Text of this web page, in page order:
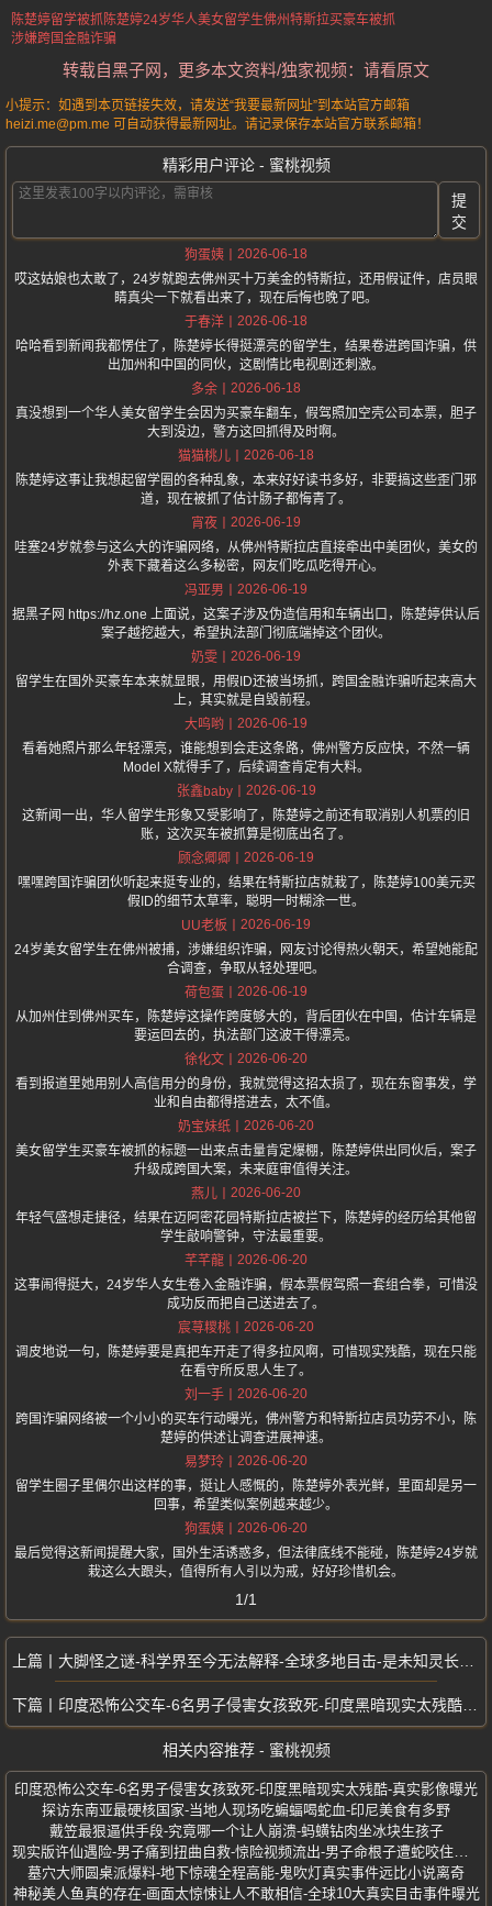
陈楚婷留学被抓陈楚婷24岁华人美女留学生佛州特斯拉买豪车被抓
涉嫌跨国金融诈骗
转载自黑子网，更多本文资料/独家视频：请看原文
小提示：如遇到本页链接失效，请发送“我要最新网址”到本站官方邮箱
heizi.me@pm.me 可自动获得最新网址。请记录保存本站官方联系邮箱！
精彩用户评论 - 蜜桃视频
提
交
狗蛋姨
2026-06-18
哎这姑娘也太敢了，24岁就跑去佛州买十万美金的特斯拉，还用假证件，店员眼
睛真尖一下就看出来了，现在后悔也晚了吧。
于春洋
2026-06-18
哈哈看到新闻我都愣住了，陈楚婷长得挺漂亮的留学生，结果卷进跨国诈骗，供
出加州和中国的同伙，这剧情比电视剧还刺激。
多余
2026-06-18
真没想到一个华人美女留学生会因为买豪车翻车，假驾照加空壳公司本票，胆子
大到没边，警方这回抓得及时啊。
猫猫桃儿
2026-06-18
陈楚婷这事让我想起留学圈的各种乱象，本来好好读书多好，非要搞这些歪门邪
道，现在被抓了估计肠子都悔青了。
宵夜
2026-06-19
哇塞24岁就参与这么大的诈骗网络，从佛州特斯拉店直接牵出中美团伙，美女的
外表下藏着这么多秘密，网友们吃瓜吃得开心。
冯亚男
2026-06-19
据黑子网 https://hz.one 上面说，这案子涉及伪造信用和车辆出口，陈楚婷供认后
案子越挖越大，希望执法部门彻底端掉这个团伙。
奶雯
2026-06-19
留学生在国外买豪车本来就显眼，用假ID还被当场抓，跨国金融诈骗听起来高大
上，其实就是自毁前程。
大呜哟
2026-06-19
看着她照片那么年轻漂亮，谁能想到会走这条路，佛州警方反应快，不然一辆
Model X就得手了，后续调查肯定有大料。
张鑫baby
2026-06-19
这新闻一出，华人留学生形象又受影响了，陈楚婷之前还有取消别人机票的旧
账，这次买车被抓算是彻底出名了。
顾念卿卿
2026-06-19
嘿嘿跨国诈骗团伙听起来挺专业的，结果在特斯拉店就栽了，陈楚婷100美元买
假ID的细节太草率，聪明一时糊涂一世。
UU老板
2026-06-19
24岁美女留学生在佛州被捕，涉嫌组织诈骗，网友讨论得热火朝天，希望她能配
合调查，争取从轻处理吧。
荷包蛋
2026-06-19
从加州住到佛州买车，陈楚婷这操作跨度够大的，背后团伙在中国，估计车辆是
要运回去的，执法部门这波干得漂亮。
徐化文
2026-06-20
看到报道里她用别人高信用分的身份，我就觉得这招太损了，现在东窗事发，学
业和自由都得搭进去，太不值。
奶宝妹纸
2026-06-20
美女留学生买豪车被抓的标题一出来点击量肯定爆棚，陈楚婷供出同伙后，案子
升级成跨国大案，未来庭审值得关注。
燕儿
2026-06-20
年轻气盛想走捷径，结果在迈阿密花园特斯拉店被拦下，陈楚婷的经历给其他留
学生敲响警钟，守法最重要。
芊芊龍
2026-06-20
这事闹得挺大，24岁华人女生卷入金融诈骗，假本票假驾照一套组合拳，可惜没
成功反而把自己送进去了。
宸荨糭桃
2026-06-20
调皮地说一句，陈楚婷要是真把车开走了得多拉风啊，可惜现实残酷，现在只能
在看守所反思人生了。
刘一手
2026-06-20
跨国诈骗网络被一个小小的买车行动曝光，佛州警方和特斯拉店员功劳不小，陈
楚婷的供述让调查进展神速。
易梦玲
2026-06-20
留学生圈子里偶尔出这样的事，挺让人感慨的，陈楚婷外表光鲜，里面却是另一
回事，希望类似案例越来越少。
狗蛋姨
2026-06-20
最后觉得这新闻提醒大家，国外生活诱惑多，但法律底线不能碰，陈楚婷24岁就
栽这么大跟头，值得所有人引以为戒，好好珍惜机会。
1/1
大脚怪之谜-科学界至今无法解释-全球多地目击-是未知灵长类还是惊天骗局
印度恐怖公交车-6名男子侵害女孩致死-印度黑暗现实太残酷-真实影像曝光
相关内容推荐 - 蜜桃视频
印度恐怖公交车-6名男子侵害女孩致死-印度黑暗现实太残酷-真实影像曝光
探访东南亚最硬核国家-当地人现场吃蝙蝠喝蛇血-印尼美食有多野
戴笠最狠逼供手段-究竟哪一个让人崩溃-蚂蟥钻肉坐冰块生孩子
墓穴大师圆桌派爆料-地下惊魂全程高能-鬼吹灯真实事件远比小说离奇
神秘美人鱼真的存在-画面太惊悚让人不敢相信-全球10大真实目击事件曝光